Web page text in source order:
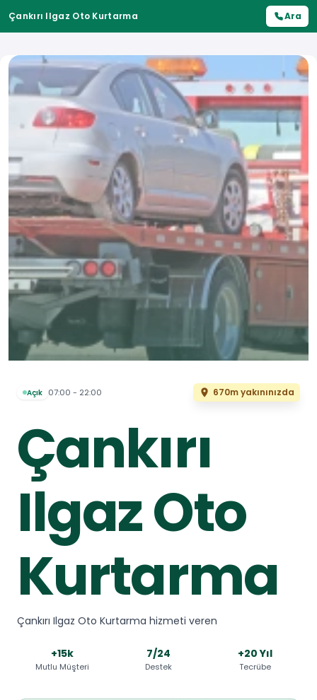
Çankırı Ilgaz Oto Kurtarma Ara
Açık 07:00 - 22:00 670m yakınınızda
Çankırı
Ilgaz Oto
Kurtarma
Çankırı Ilgaz Oto Kurtarma hizmeti veren
+15k
Mutlu Müşteri
7/24
Destek
+20 Yıl
Tecrübe